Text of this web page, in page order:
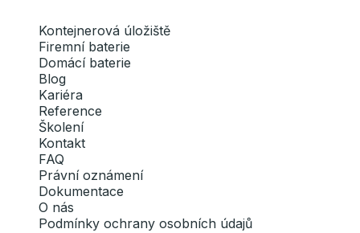
Kontejnerová úložiště
Firemní baterie
Domácí baterie
Blog
Kariéra
Reference
Školení
Kontakt
FAQ
Právní oznámení
Dokumentace
O nás
Podmínky ochrany osobních údajů